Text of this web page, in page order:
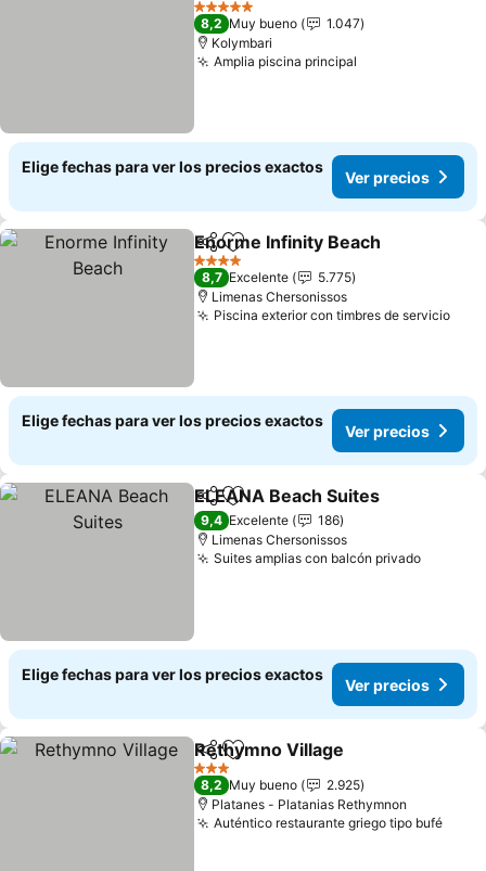
5 Estrellas
8,2 Muy bueno
1.047
Kolymbari
Amplia piscina principal
Elige fechas para ver los precios exactos
Ver precios
CompartirAgregar a favoritos
Enorme Infinity Beach
4 Estrellas
8,7 Excelente
5.775
Limenas Chersonissos
Piscina exterior con timbres de servicio
Elige fechas para ver los precios exactos
Ver precios
CompartirAgregar a favoritos
ELEANA Beach Suites
9,4 Excelente
186
Limenas Chersonissos
Suites amplias con balcón privado
Elige fechas para ver los precios exactos
Ver precios
CompartirAgregar a favoritos
Rethymno Village
3 Estrellas
8,2 Muy bueno
2.925
Platanes - Platanias Rethymnon
Auténtico restaurante griego tipo bufé